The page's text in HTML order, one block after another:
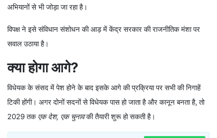
अभियानों से भी जोड़ा जा रहा है।
विपक्ष ने इसे संविधान संशोधन की आड़ में केंद्र सरकार की राजनीतिक मंशा पर
सवाल उठाया है।
क्या होगा आगे?
विधेयक के संसद में पेश होने के बाद इसके आगे की प्रक्रिया पर सभी की निगाहें
टिकी होंगी। अगर दोनों सदनों से विधेयक पास हो जाता है और कानून बनता है, तो
2029 तक एक देश, एक चुनावकी तैयारी शुरू हो सकती है।